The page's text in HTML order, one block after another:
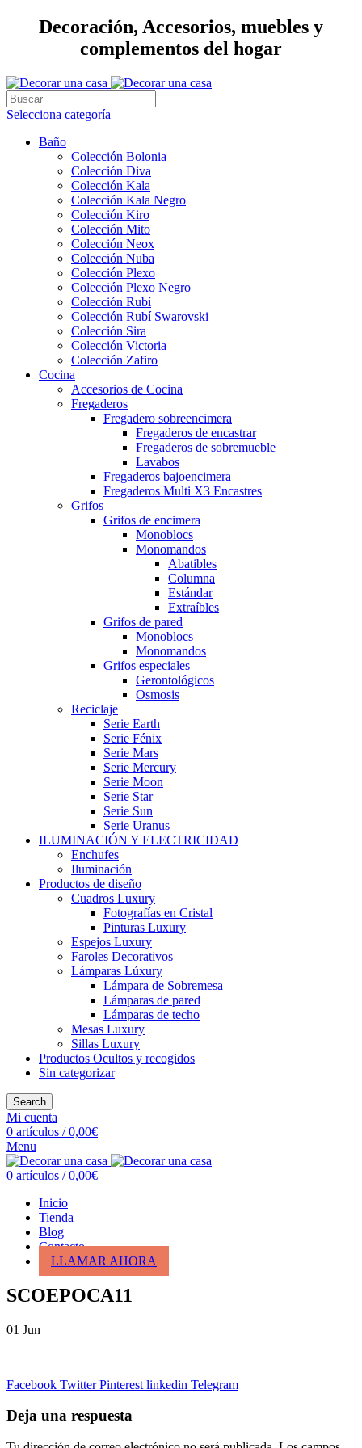
Decoración, Accesorios, muebles y
complementos del hogar
Selecciona categoría
Baño
Colección Bolonia
Colección Diva
Colección Kala
Colección Kala Negro
Colección Kiro
Colección Mito
Colección Neox
Colección Nuba
Colección Plexo
Colección Plexo Negro
Colección Rubí
Colección Rubí Swarovski
Colección Sira
Colección Victoria
Colección Zafiro
Cocina
Accesorios de Cocina
Fregaderos
Fregadero sobreencimera
Fregaderos de encastrar
Fregaderos de sobremueble
Lavabos
Fregaderos bajoencimera
Fregaderos Multi X3 Encastres
Grifos
Grifos de encimera
Monoblocs
Monomandos
Abatibles
Columna
Estándar
Extraíbles
Grifos de pared
Monoblocs
Monomandos
Grifos especiales
Gerontológicos
Osmosis
Reciclaje
Serie Earth
Serie Fénix
Serie Mars
Serie Mercury
Serie Moon
Serie Star
Serie Sun
Serie Uranus
ILUMINACIÓN Y ELECTRICIDAD
Enchufes
Iluminación
Productos de diseño
Cuadros Luxury
Fotografías en Cristal
Pinturas Luxury
Espejos Luxury
Faroles Decorativos
Lámparas Lúxury
Lámpara de Sobremesa
Lámparas de pared
Lámparas de techo
Mesas Luxury
Sillas Luxury
Productos Ocultos y recogidos
Sin categorizar
Search
Mi cuenta
0 artículos / 0,00€
Menu
0 artículos / 0,00€
Inicio
Tienda
Blog
Contacto
LLAMAR AHORA
SCOEPOCA11
01 Jun
Facebook Twitter Pinterest linkedin Telegram
Deja una respuesta